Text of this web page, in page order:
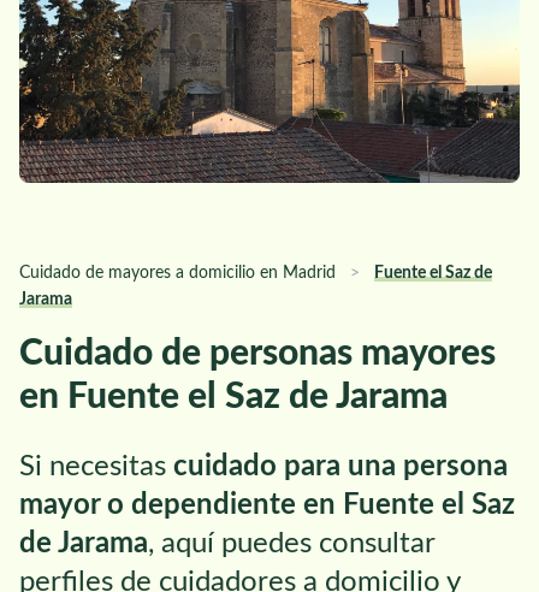
Cuidado de mayores a domicilio en Madrid >
Fuente el Saz de
Jarama
Cuidado de personas mayores
en Fuente el Saz de Jarama
Si necesitas cuidado para una persona
mayor o dependiente en Fuente el Saz
de Jarama, aquí puedes consultar
perfiles de cuidadores a domicilio y